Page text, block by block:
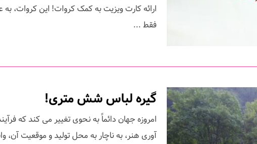
ارائه کارت ویزیت به کمک کروات! این کروات،
فقط ...
گیره لباس شش متری!
امروزه جهان دائماً به نحوی تغییر می کند که
آوری هنر، به ناچار به محل تولید و موقعیت آن،